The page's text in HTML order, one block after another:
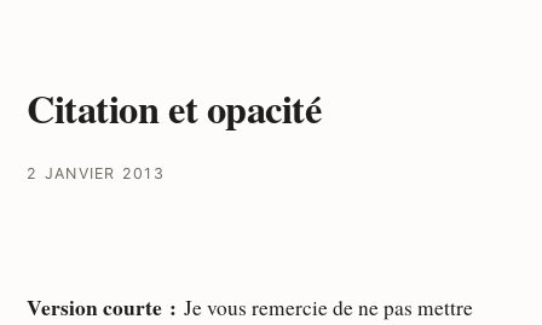
Citation et opacité
2 JANVIER 2013
Version courte : Je vous remercie de ne pas mettre